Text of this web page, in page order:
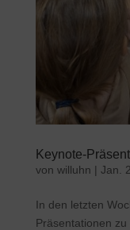
Keynote-
von willuhn | Jan.
In den letzten
Präsentationen